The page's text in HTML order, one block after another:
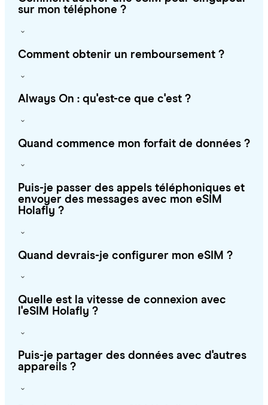
sur mon téléphone ?
Comment obtenir un remboursement ?
Always On : qu'est-ce que c'est ?
Quand commence mon forfait de données ?
Puis-je passer des appels téléphoniques et
envoyer des messages avec mon eSIM
Holafly ?
Quand devrais-je configurer mon eSIM ?
Quelle est la vitesse de connexion avec
l'eSIM Holafly ?
Puis-je partager des données avec d'autres
appareils ?